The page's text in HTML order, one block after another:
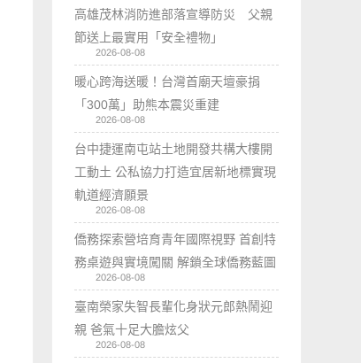
高雄茂林消防進部落宣導防災 父親
節送上最實用「安全禮物」
2026-08-08
暖心跨海送暖！台灣首廟天壇豪捐
「300萬」助熊本震災重建
2026-08-08
台中捷運南屯站土地開發共構大樓開
工動土 公私協力打造宜居新地標實現
軌道經濟願景
2026-08-08
僑務探索營培育青年國際視野 首創特
務桌遊與實境闖關 解鎖全球僑務藍圖
2026-08-08
臺南榮家失智長輩化身狀元郎熱鬧迎
親 爸氣十足大膽炫父
2026-08-08